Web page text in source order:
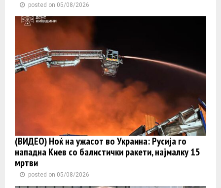
posted on 05/08/2026
(ВИДЕО) Ноќ на ужасот во Украина: Русија го
нападна Киев со балистички ракети, најмалку 15
мртви
posted on 05/08/2026